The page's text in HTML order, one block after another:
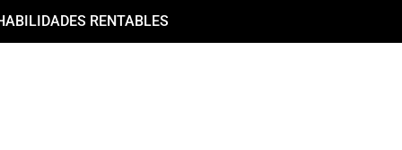
RENTABLES